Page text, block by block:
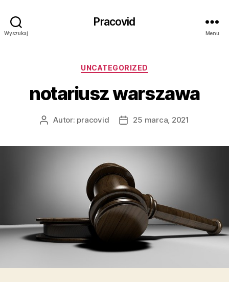
Wyszukaj
Pracovid
Menu
Kategorie
UNCATEGORIZED
notariusz warszawa
AutorAutor: pracovid
Data25 marca, 2021